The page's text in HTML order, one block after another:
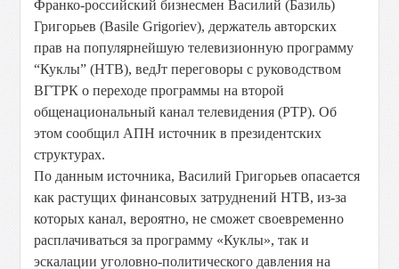
Франко-российский бизнесмен Василий (Базиль)
Григорьев (Basile Grigoriev), держатель авторских
прав на популярнейшую телевизионную программу
“Куклы” (НТВ), ведЈт переговоры с руководством
ВГТРК о переходе программы на второй
общенациональный канал телевидения (РТР). Об
этом сообщил АПН источник в президентских
структурах.
По данным источника, Василий Григорьев опасается
как растущих финансовых затруднений НТВ, из-за
которых канал, вероятно, не сможет своевременно
расплачиваться за программу «Куклы», так и
эскалации уголовно-политического давления на